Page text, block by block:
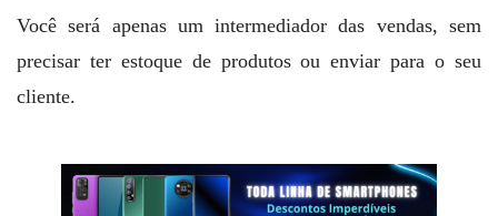
Você será apenas um intermediador das vendas, sem
precisar ter estoque de produtos ou enviar para o seu
cliente.